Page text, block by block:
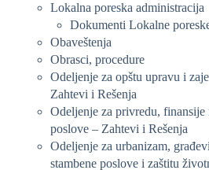
Lokalna poreska administracija
Dokumenti Lokalne
Obaveštenja
Obrasci, procedure
Odeljenje za opštu upravu i
Zahtevi i Rešenja
Odeljenje za privredu,
poslove – Zahtevi i Rešenja
Odeljenje za urbanizam,
stambene poslove i zaštitu